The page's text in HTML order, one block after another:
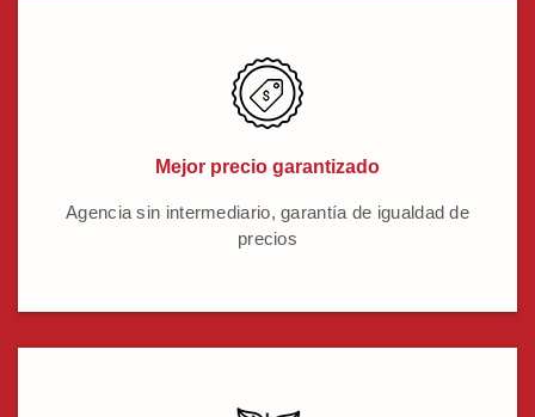
Mejor precio garantizado
Agencia sin intermediario, garantía de igualdad de
precios